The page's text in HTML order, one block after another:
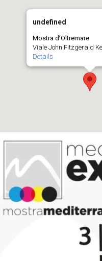
undefined
Mostra d’Oltremare
Viale John Fitzgerald
Details